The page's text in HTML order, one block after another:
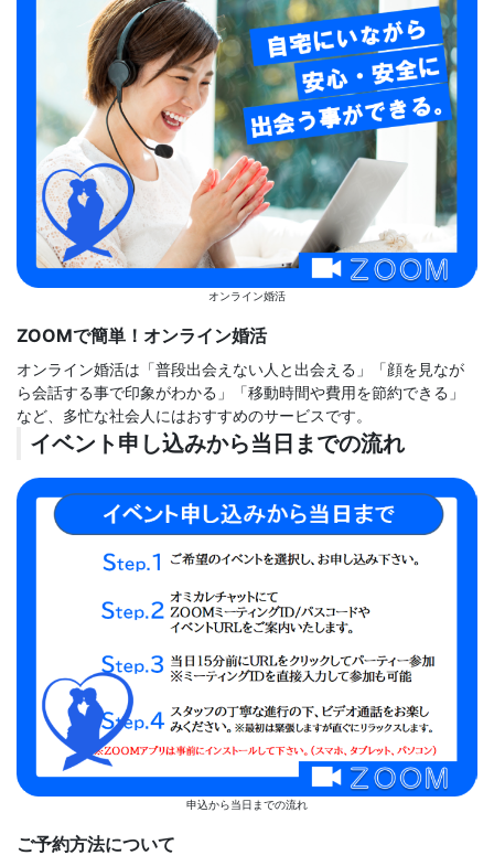
オンライン婚活
ZOOMで簡単！オンライン婚活
オンライン婚活は「普段出会えない人と出会える」「顔を見なが
ら会話する事で印象がわかる」「移動時間や費用を節約できる」
など、多忙な社会人にはおすすめのサービスです。
イベント申し込みから当日までの流れ
申込から当日までの流れ
ご予約方法について